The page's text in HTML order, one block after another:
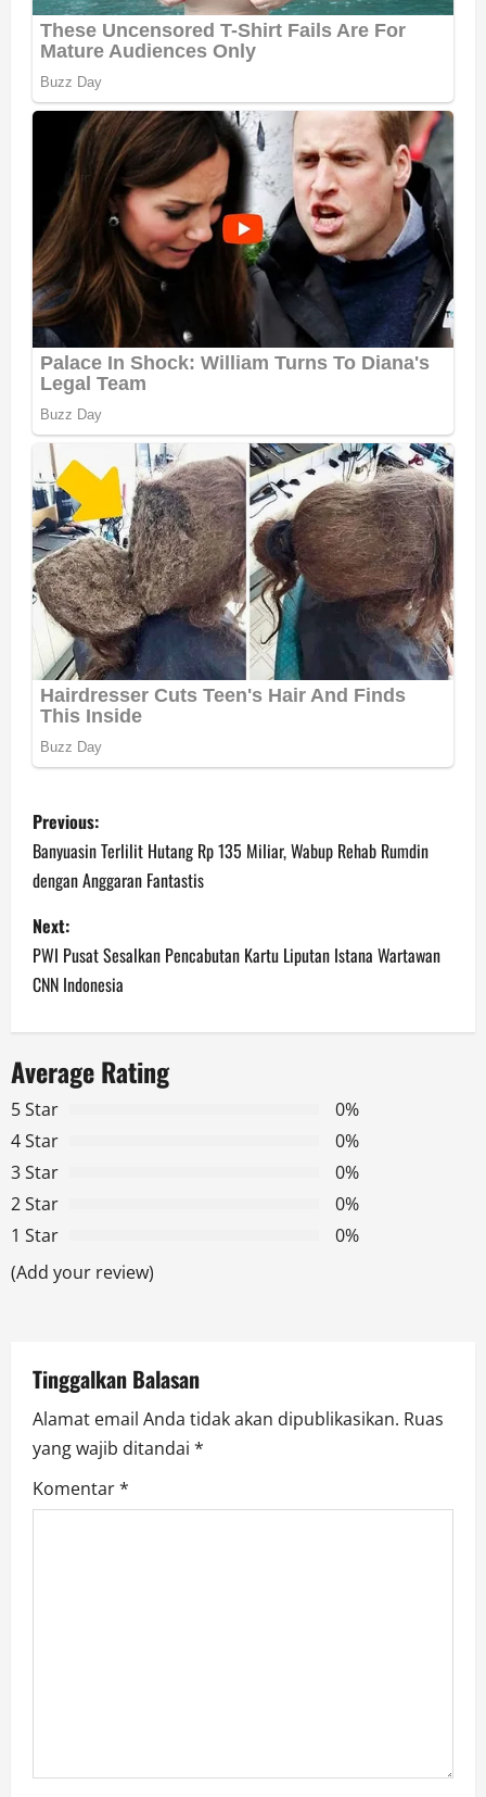
P
o
s
t
n
a
v
i
g
a
t
o
n
Previous:
Banyuasin Terlilit Hutang Rp 135 Miliar, Wabup Rehab Rumdin
dengan Anggaran Fantastis
Next:
PWI Pusat Sesalkan Pencabutan Kartu Liputan Istana Wartawan
CNN Indonesia
Average Rating
5 Star
0%
4 Star
0%
3 Star
0%
2 Star
0%
1 Star
0%
(Add your review)
Tinggalkan Balasan
Alamat email Anda tidak akan dipublikasikan. Ruas
yang wajib ditandai *
Komentar*